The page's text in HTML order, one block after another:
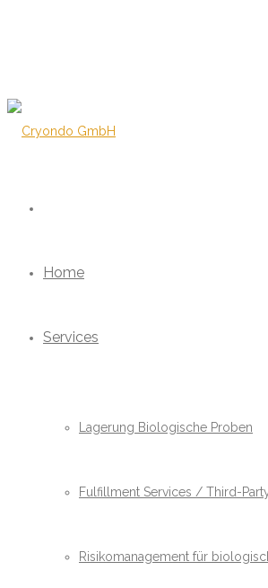
Home
Services
Lagerung Biologische Proben
Fulfillment Services / Third-
Risikomanagement für